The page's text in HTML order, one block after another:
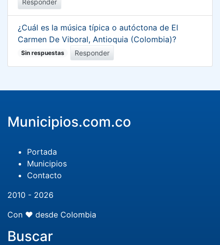
Responder
¿Cuál es la música típica o autóctona de El
Carmen De Viboral, Antioquia (Colombia)?
Sin respuestas Responder
Municipios.com.co
Portada
Municipios
Contacto
2010 - 2026
Con ❤️ desde Colombia
Buscar